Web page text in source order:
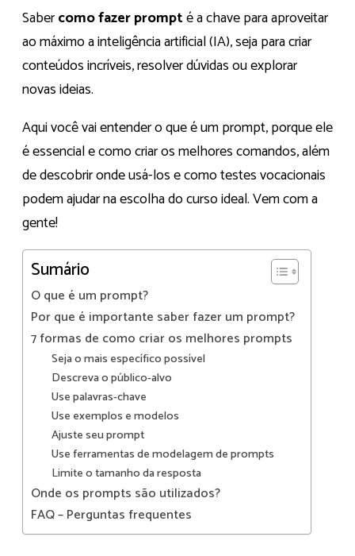
Sabercomo fazer prompté a chave para aproveitar
ao máximo a inteligência artificial (IA), seja para criar
conteúdos incríveis, resolver dúvidas ou explorar
novas ideias.
Aqui você vai entender o que é um prompt, porque ele
é essencial e como criar os melhores comandos, além
de descobrir onde usá-los e como testes vocacionais
podem ajudar na escolha do curso ideal. Vem com a
gente!
Sumário
O que é um prompt?
Por que é importante saber fazer um prompt?
7 formas de como criar os melhores prompts
Seja o mais específico possível
Descreva o público-alvo
Use palavras-chave
Use exemplos e modelos
Ajuste seu prompt
Use ferramentas de modelagem de prompts
Limite o tamanho da resposta
Onde os prompts são utilizados?
FAQ – Perguntas frequentes